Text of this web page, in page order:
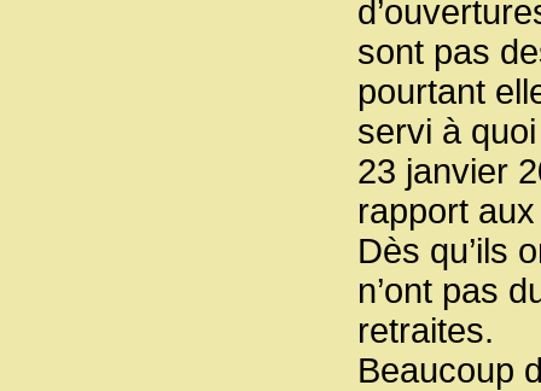
sont pas
pourtant
servi à
23 janvier
rapport
Dès qu’ils
n’ont pas
retraites.
Beaucoup